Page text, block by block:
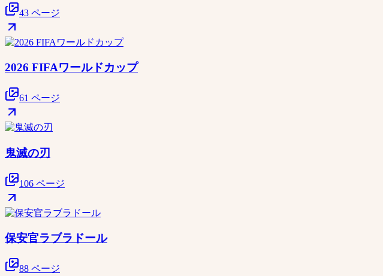
43 ページ
2026 FIFAワールドカップ
61 ページ
鬼滅の刃
106 ページ
保安官ラブラドール
88 ページ